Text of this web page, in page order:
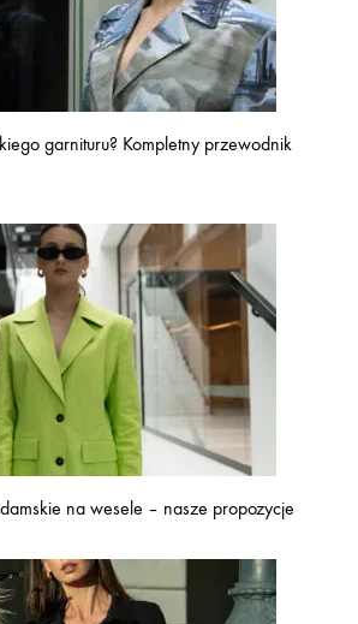
garnituru? Kompletny przewodnik
na wesele – nasze propozycje